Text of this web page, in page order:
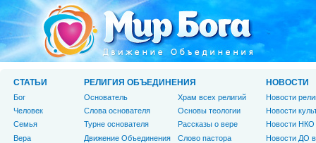
СТАТЬИ
Бог
Человек
Cемья
Вера
РЕЛИГИЯ ОБЪЕДИНЕНИЯ
Основатель
Слова основателя
Турне основателя
Движение Объединения
Храм всех религий
Основы теологии
Рассказы о вере
Слово пастора
НОВОСТИ
Новости
Новости
Новости НКО
Новости ДО